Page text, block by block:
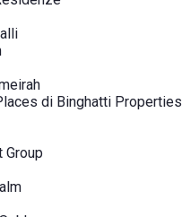
di Binghatti Properties